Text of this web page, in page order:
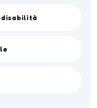
disabilità